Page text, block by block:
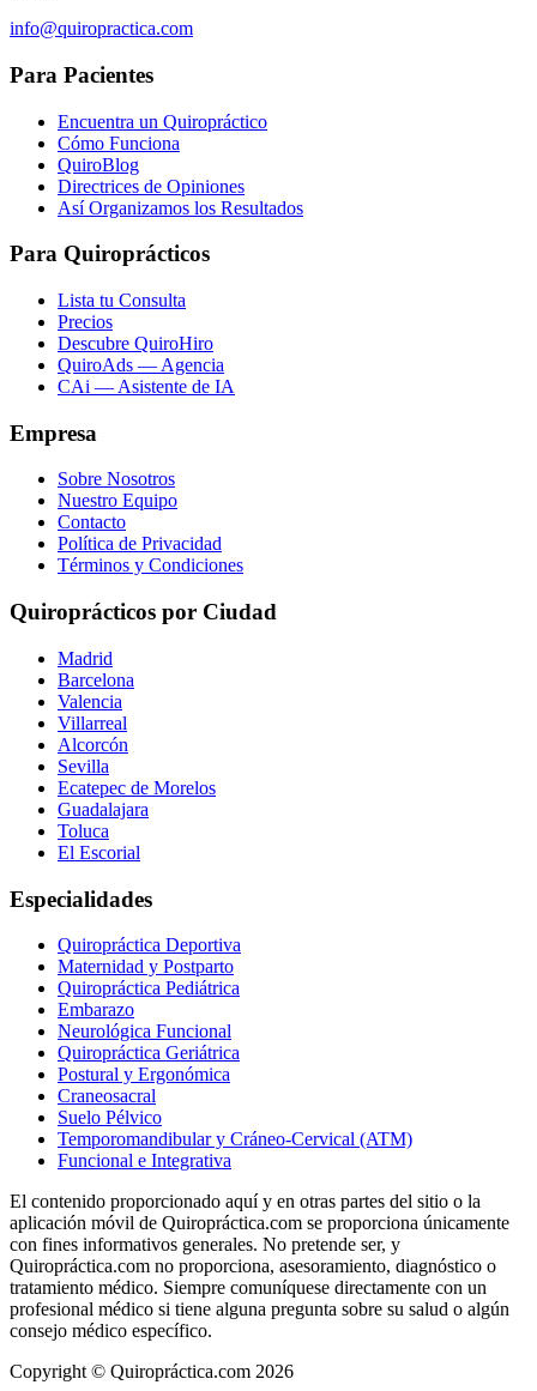
info@quiropractica.com
Para Pacientes
Encuentra un Quiropráctico
Cómo Funciona
QuiroBlog
Directrices de Opiniones
Así Organizamos los Resultados
Para Quiroprácticos
Lista tu Consulta
Precios
Descubre QuiroHiro
QuiroAds — Agencia
CAi — Asistente de IA
Empresa
Sobre Nosotros
Nuestro Equipo
Contacto
Política de Privacidad
Términos y Condiciones
Quiroprácticos por Ciudad
Madrid
Barcelona
Valencia
Villarreal
Alcorcón
Sevilla
Ecatepec de Morelos
Guadalajara
Toluca
El Escorial
Especialidades
Quiropráctica Deportiva
Maternidad y Postparto
Quiropráctica Pediátrica
Embarazo
Neurológica Funcional
Quiropráctica Geriátrica
Postural y Ergonómica
Craneosacral
Suelo Pélvico
Temporomandibular y Cráneo-Cervical (ATM)
Funcional e Integrativa
El contenido proporcionado aquí y en otras partes del sitio o la
aplicación móvil de Quiropráctica.com se proporciona únicamente
con fines informativos generales. No pretende ser, y
Quiropráctica.com no proporciona, asesoramiento, diagnóstico o
tratamiento médico. Siempre comuníquese directamente con un
profesional médico si tiene alguna pregunta sobre su salud o algún
consejo médico específico.
Copyright © Quiropráctica.com 2026